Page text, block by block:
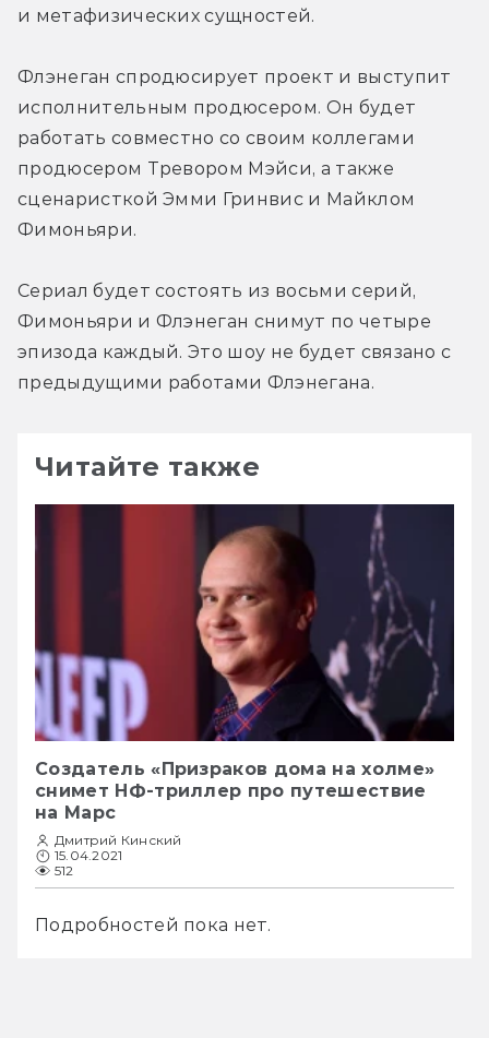
и метафизических сущностей.
Флэнеган спродюсирует проект и выступит
исполнительным продюсером. Он будет
работать совместно со своим коллегами
продюсером Тревором Мэйси, а также
сценаристкой Эмми Гринвис и Майклом
Фимоньяри.
Сериал будет состоять из восьми серий,
Фимоньяри и Флэнеган снимут по четыре
эпизода каждый. Это шоу не будет связано с
предыдущими работами Флэнегана.
Читайте также
Создатель «Призраков дома на холме»
снимет НФ-триллер про путешествие
на Марс
Дмитрий Кинский
15.04.2021
512
Подробностей пока нет.